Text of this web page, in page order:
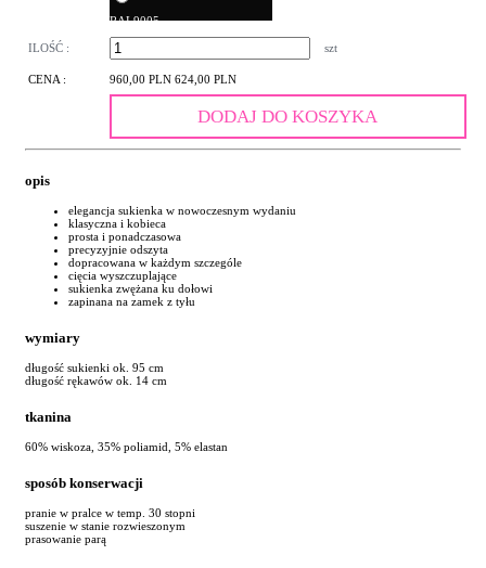
RAL9005
ILOŚĆ : szt
CENA : 960,00 PLN 624,00 PLN
DODAJ DO KOSZYKA
opis
elegancja sukienka w nowoczesnym wydaniu
klasyczna i kobieca
prosta i ponadczasowa
precyzyjnie odszyta
dopracowana w każdym szczególe
cięcia wyszczuplające
sukienka zwężana ku dołowi
zapinana na zamek z tyłu
wymiary
długość sukienki ok. 95 cm
długość rękawów ok. 14 cm
tkanina
60% wiskoza, 35% poliamid, 5% elastan
sposób konserwacji
pranie w pralce w temp. 30 stopni
suszenie w stanie rozwieszonym
prasowanie parą